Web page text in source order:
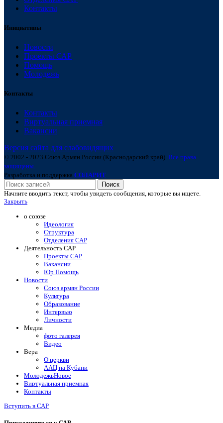
Контакты
Инициативы
Новости
Проекты САР
Помощь
Молодежь
Контакты
Контакты
Виртуальная приемная
Вакансии
Версия сайта для слабовидящих
© 2002 - 2023 Союз Армян России (Краснодарский край). Все права
защищены.
Разработка и поддержка СОЛАРИТ
Поиск
Начните вводить текст, чтобы увидеть сообщения, которые вы ищете.
Закрыть
о союзе
Идеология
Структура
Отделения САР
Деятельность САР
Проекты САР
Вакансии
Юр Помощь
Новости
Союз армян России
Культура
Образование
Интервью
Личности
Медиа
фото галерея
Видео
Вера
О церкви
ААЦ на Кубани
МолодежьНовое
Виртуальная приемная
Контакты
Вступить в САР